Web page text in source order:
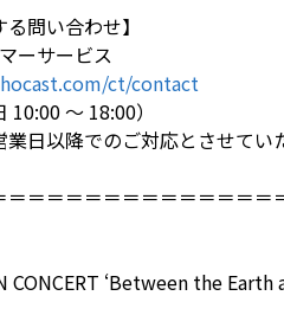
問い合わせ】
ーサービス
ct/contact
10:00 ～ 18:00）
日以降でのご対応とさせてい
＝＝＝＝＝＝＝＝＝＝＝＝＝＝
CONCERT ‘Between the